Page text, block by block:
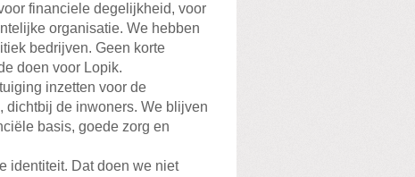
financiele degelijkheid, voor
organisatie. We hebben
bedrijven. Geen korte
doen voor Lopik.
inzetten voor de
dichtbij de inwoners. We blijven
basis, goede zorg en
identiteit. Dat doen we niet